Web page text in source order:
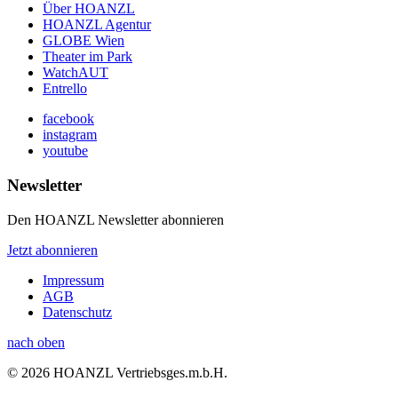
Über HOANZL
HOANZL Agentur
GLOBE Wien
Theater im Park
WatchAUT
Entrello
facebook
instagram
youtube
Newsletter
Den HOANZL Newsletter abonnieren
Jetzt abonnieren
Impressum
AGB
Datenschutz
nach oben
© 2026 HOANZL Vertriebsges.m.b.H.